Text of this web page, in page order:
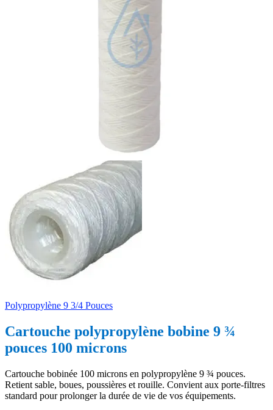
Polypropylène 9 3/4 Pouces
Cartouche polypropylène bobine 9 ¾
pouces 100 microns
Cartouche bobinée 100 microns en polypropylène 9 ¾ pouces.
Retient sable, boues, poussières et rouille. Convient aux porte-filtres
standard pour prolonger la durée de vie de vos équipements.